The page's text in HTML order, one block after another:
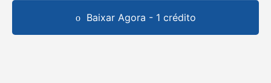
Baixar Agora - 1 crédito